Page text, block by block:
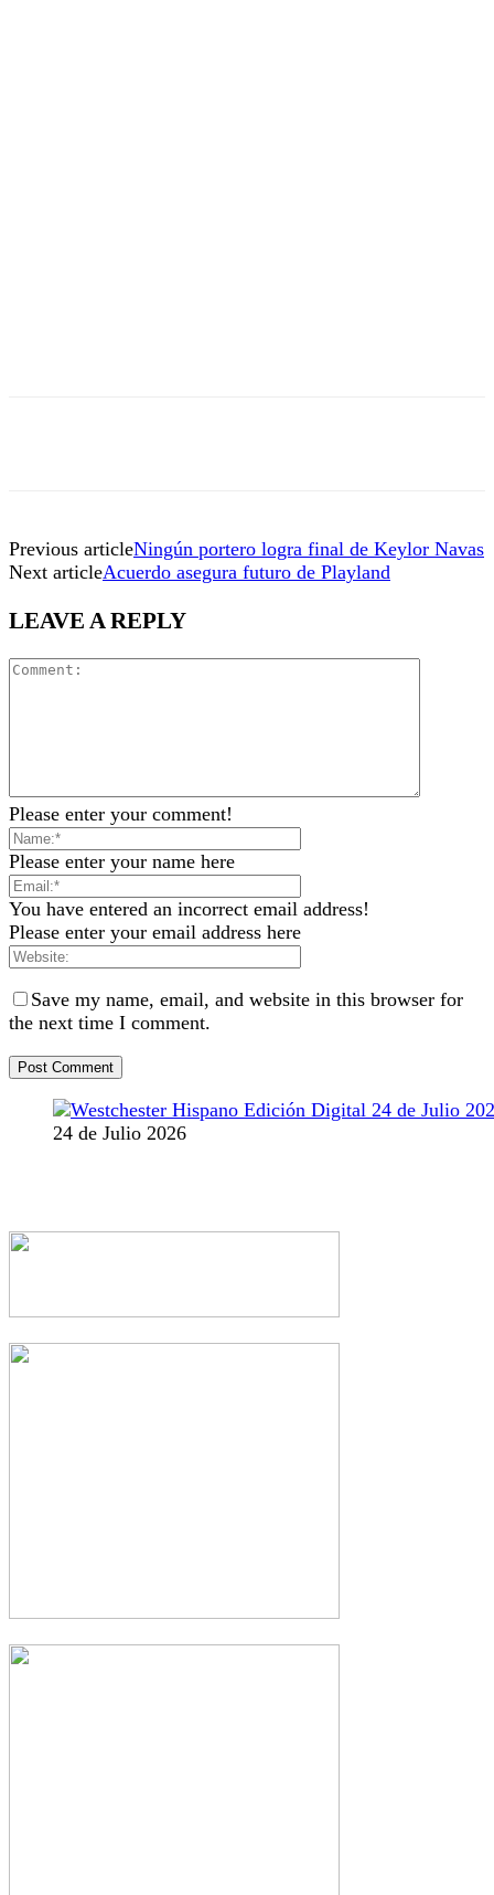
Previous articleNingún portero logra final de Keylor Navas
Next articleAcuerdo asegura futuro de Playland
LEAVE A REPLY
Please enter your comment!
Please enter your name here
You have entered an incorrect email address!
Please enter your email address here
Save my name, email, and website in this browser for
the next time I comment.
24 de Julio 2026